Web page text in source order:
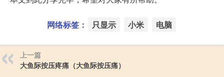
网络标签： 只显示 小米 电脑
上一篇
大鱼际按压疼痛（大鱼际按压痛）